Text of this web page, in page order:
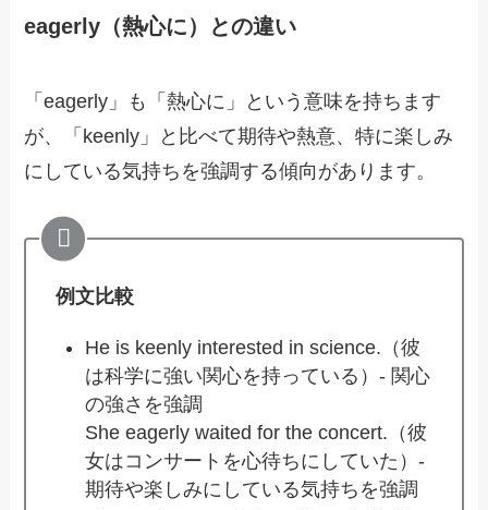
eagerly（熱心に）との違い
「eagerly」も「熱心に」という意味を持ちます
が、「keenly」と比べて期待や熱意、特に楽しみ
にしている気持ちを強調する傾向があります。
例文比較
He is keenly interested in science.（彼
は科学に強い関心を持っている）- 関心
の強さを強調
She eagerly waited for the concert.（彼
女はコンサートを心待ちにしていた）-
期待や楽しみにしている気持ちを強調